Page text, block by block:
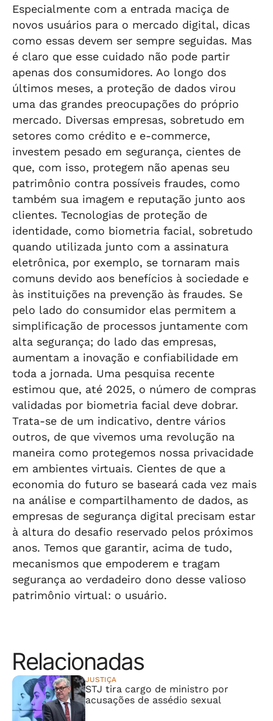
Especialmente com a entrada maciça de
novos usuários para o mercado digital, dicas
como essas devem ser sempre seguidas. Mas
é claro que esse cuidado não pode partir
apenas dos consumidores. Ao longo dos
últimos meses, a proteção de dados virou
uma das grandes preocupações do próprio
mercado. Diversas empresas, sobretudo em
setores como crédito e e-commerce,
investem pesado em segurança, cientes de
que, com isso, protegem não apenas seu
patrimônio contra possíveis fraudes, como
também sua imagem e reputação junto aos
clientes. Tecnologias de proteção de
identidade, como biometria facial, sobretudo
quando utilizada junto com a assinatura
eletrônica, por exemplo, se tornaram mais
comuns devido aos benefícios à sociedade e
às instituições na prevenção às fraudes. Se
pelo lado do consumidor elas permitem a
simplificação de processos juntamente com
alta segurança; do lado das empresas,
aumentam a inovação e confiabilidade em
toda a jornada. Uma pesquisa recente
estimou que, até 2025, o número de compras
validadas por biometria facial deve dobrar.
Trata-se de um indicativo, dentre vários
outros, de que vivemos uma revolução na
maneira como protegemos nossa privacidade
em ambientes virtuais. Cientes de que a
economia do futuro se baseará cada vez mais
na análise e compartilhamento de dados, as
empresas de segurança digital precisam estar
à altura do desafio reservado pelos próximos
anos. Temos que garantir, acima de tudo,
mecanismos que empoderem e tragam
segurança ao verdadeiro dono desse valioso
patrimônio virtual: o usuário.
Relacionadas
JUSTIÇA
STJ tira cargo de ministro por
acusações de assédio sexual